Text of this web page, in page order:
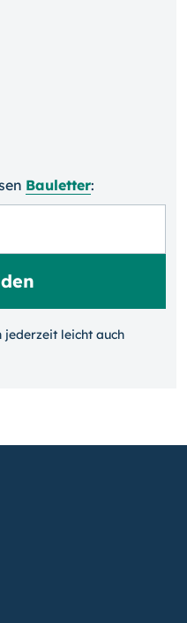
Bauletter:
jeder­zeit leicht auch